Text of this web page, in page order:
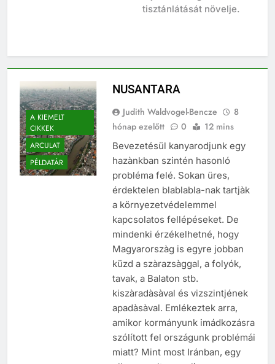
tájékozottságát és
A KIEMELT
CIKKEK
ARCULAT
PÉLDATÁR
Judith Waldvogel-Bencze
8
Bevezetésül kanyarodjunk egy
hazànkban szintén hasonló
probléma felé. Sokan üres,
érdektelen blablabla-nak tartjàk
a környezetvédelemmel
kapcsolatos fellépéseket. De
mindenki érzékelhetné, hogy
Magyarorszàg is egyre jobban
küzd a szàrazsàggal, a folyók,
tavak, a Balaton stb.
kiszàradàsàval és vizszintjének
apadàsàval. Emlékeztek arra,
amikor kormányunk imádkozásra
szólított fel országunk problémái